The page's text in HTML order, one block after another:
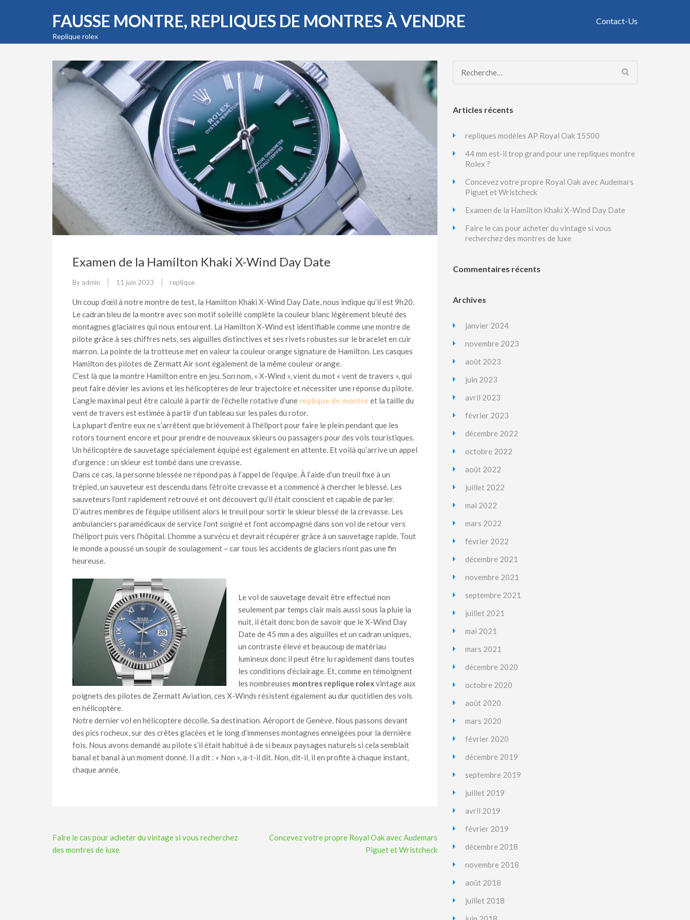
FAUSSE MONTRE, REPLIQUES DE MONTRES À VENDRE
Replique rolex
Contact-Us
Examen de la Hamilton Khaki X-Wind Day Date
By admin 11 juin 2023 replique
Un coup d’œil à notre montre de test, la Hamilton Khaki X-Wind Day Date, nous indique qu’il est 9h20.
Le cadran bleu de la montre avec son motif soleillé complète la couleur blanc légèrement bleuté des
montagnes glaciaires qui nous entourent. La Hamilton X-Wind est identifiable comme une montre de
pilote grâce à ses chiffres nets, ses aiguilles distinctives et ses rivets robustes sur le bracelet en cuir
marron. La pointe de la trotteuse met en valeur la couleur orange signature de Hamilton. Les casques
Hamilton des pilotes de Zermatt Air sont également de la même couleur orange.
C’est là que la montre Hamilton entre en jeu. Son nom, « X-Wind », vient du mot « vent de travers », qui
peut faire dévier les avions et les hélicoptères de leur trajectoire et nécessiter une réponse du pilote.
L’angle maximal peut être calculé à partir de l’échelle rotative d’une replique de montre et la taille du
vent de travers est estimée à partir d’un tableau sur les pales du rotor.
La plupart d’entre eux ne s’arrêtent que brièvement à l’héliport pour faire le plein pendant que les
rotors tournent encore et pour prendre de nouveaux skieurs ou passagers pour des vols touristiques.
Un hélicoptère de sauvetage spécialement équipé est également en attente. Et voilà qu’arrive un appel
d’urgence : un skieur est tombé dans une crevasse.
Dans ce cas, la personne blessée ne répond pas à l’appel de l’équipe. À l’aide d’un treuil fixé à un
trépied, un sauveteur est descendu dans l’étroite crevasse et a commencé à chercher le blessé. Les
sauveteurs l’ont rapidement retrouvé et ont découvert qu’il était conscient et capable de parler.
D’autres membres de l’équipe utilisent alors le treuil pour sortir le skieur blessé de la crevasse. Les
ambulanciers paramédicaux de service l’ont soigné et l’ont accompagné dans son vol de retour vers
l’héliport puis vers l’hôpital. L’homme a survécu et devrait récupérer grâce à un sauvetage rapide. Tout
le monde a poussé un soupir de soulagement – car tous les accidents de glaciers n’ont pas une fin
heureuse.
Le vol de sauvetage devait être effectué non
seulement par temps clair mais aussi sous la pluie la
nuit, il était donc bon de savoir que le X-Wind Day
Date de 45 mm a des aiguilles et un cadran uniques,
un contraste élevé et beaucoup de matériau
lumineux donc il peut être lu rapidement dans toutes
les conditions d’éclairage. Et, comme en témoignent
les nombreuses montres replique rolexvintage aux
poignets des pilotes de Zermatt Aviation, ces X-Winds résistent également au dur quotidien des vols
en hélicoptère.
Notre dernier vol en hélicoptère décolle. Sa destination. Aéroport de Genève. Nous passons devant
des pics rocheux, sur des crêtes glacées et le long d’immenses montagnes enneigées pour la dernière
fois. Nous avons demandé au pilote s’il était habitué à de si beaux paysages naturels si cela semblait
banal et banal à un moment donné. Il a dit : « Non », a-t-il dit. Non, dit-il, il en profite à chaque instant,
chaque année.
Navigation
de
Faire le cas pour acheter du vintage si vous recherchez
des montres de luxe
Concevez votre propre Royal Oak avec Audemars
Piguet et Wristcheck
Rechercher :
Articles récents
repliques modèles AP Royal Oak 15500
44 mm est-il trop grand pour une repliques montre
Rolex ?
Concevez votre propre Royal Oak avec Audemars
Piguet et Wristcheck
Examen de la Hamilton Khaki X-Wind Day Date
Faire le cas pour acheter du vintage si vous
recherchez des montres de luxe
Commentaires récents
Archives
janvier 2024
novembre 2023
août 2023
juin 2023
avril 2023
février 2023
décembre 2022
octobre 2022
août 2022
juillet 2022
mai 2022
mars 2022
février 2022
décembre 2021
novembre 2021
septembre 2021
juillet 2021
mai 2021
mars 2021
décembre 2020
octobre 2020
août 2020
mars 2020
février 2020
décembre 2019
septembre 2019
juillet 2019
avril 2019
février 2019
décembre 2018
novembre 2018
août 2018
juillet 2018